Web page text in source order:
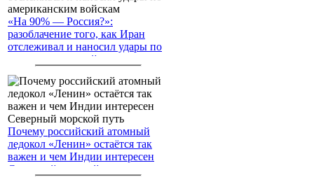
«На 90% — Россия?»:
разоблачение того, как Иран
отслеживал и наносил удары по
американским войскам
Почему российский атомный
ледокол «Ленин» остаётся так
важен и чем Индии интересен
Северный морской путь